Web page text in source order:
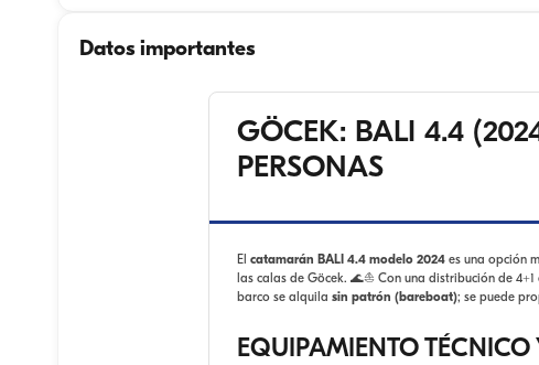
Datos importantes
GÖCEK: BALI 4.4
PERSONAS
El catamarán BALI 4.4 modelo 2024 es una opción
las calas de Göcek. 🌊⛵ Con una distribución de
barco se alquila sin patrón (bareboat); se puede
EQUIPAMIENTO TÉCNICO